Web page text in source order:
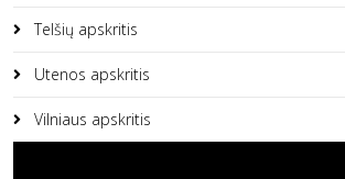
Telšių apskritis
Utenos apskritis
Vilniaus apskritis